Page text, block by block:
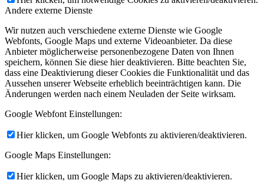
Andere externe Dienste
Wir nutzen auch verschiedene externe Dienste wie Google
Webfonts, Google Maps und externe Videoanbieter. Da diese
Anbieter möglicherweise personenbezogene Daten von Ihnen
speichern, können Sie diese hier deaktivieren. Bitte beachten Sie,
dass eine Deaktivierung dieser Cookies die Funktionalität und das
Aussehen unserer Webseite erheblich beeinträchtigen kann. Die
Änderungen werden nach einem Neuladen der Seite wirksam.
Google Webfont Einstellungen:
Hier klicken, um Google Webfonts zu aktivieren/deaktivieren.
Google Maps Einstellungen:
Hier klicken, um Google Maps zu aktivieren/deaktivieren.